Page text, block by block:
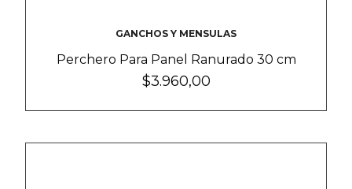
GANCHOS Y MENSULAS
Perchero Para Panel Ranurado 30 cm
$3.960,00